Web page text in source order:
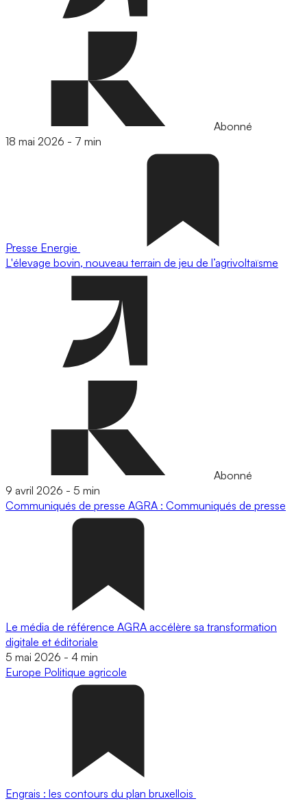
Abonné
18 mai 2026 - 7 min
Presse Energie
L'élevage bovin, nouveau terrain de jeu de l’agrivoltaïsme
Abonné
9 avril 2026 - 5 min
Communiqués de presse AGRA : Communiqués de presse
Le média de référence AGRA accélère sa transformation
digitale et éditoriale
5 mai 2026 - 4 min
Europe Politique agricole
Engrais : les contours du plan bruxellois